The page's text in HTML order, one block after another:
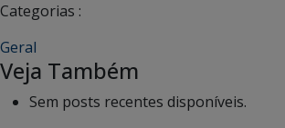
Categorias :
Geral
Veja Também
Sem posts recentes disponíveis.